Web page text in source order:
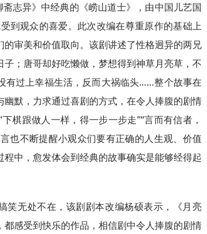
志异》中经典的《崂山道士》，由中国儿艺国
到观众的喜爱。此次改编在尊重原作的基础上
审美和价值取向。该剧讲述了性格迥异的两兄
；唐哥却好吃懒做，梦想得到神草月亮草，不
有过上幸福生活，反而大祸临头……整个故事在
默，力求通过喜剧的方式，在令人捧腹的剧情
棋跟做人一样，得一步一步走”“言而有信者，
也不断提醒小观众们要有正确的人生观、价值
中，愈发体会到经典的故事确实是能够经得起
笑无处不在，该剧剧本改编杨硕表示，《月亮
感受到快乐的作品，相信剧中令人捧腹的剧情